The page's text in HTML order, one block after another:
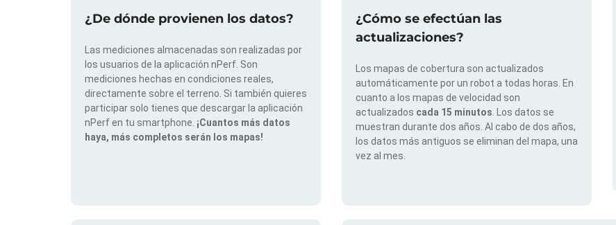
¿De dónde provienen los datos?
Las mediciones almacenadas son realizadas por
los usuarios de la aplicación nPerf. Son
mediciones hechas en condiciones reales,
directamente sobre el terreno. Si también quieres
participar solo tienes que descargar la aplicación
nPerf en tu smartphone. ¡Cuantos más datos
haya, más completos serán los mapas!
¿Cómo se efectúan las
actualizaciones?
Los mapas de cobertura son actualizados
automáticamente por un robot a todas horas. En
cuanto a los mapas de velocidad son
actualizados cada 15 minutos . Los datos se
muestran durante dos años. Al cabo de dos años,
los datos más antiguos se eliminan del mapa, una
vez al mes.